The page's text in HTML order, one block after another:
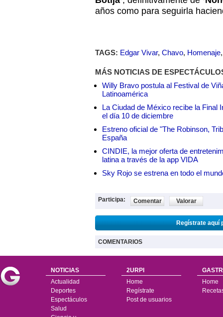
años como para seguirla
TAGS: Edgar Vivar, Chavo, Homenaje
MÁS NOTICIAS DE
Willy Bravo postula al Festival de
Latinoamérica
La Ciudad de México recibe la Final
el día 10 de diciembre
Estreno oficial de "The Robinson,
España
CINDIE, la mejor oferta de
latina a través de la app VIDA
Sky Rojo se estrena en todo el
Participa: Comentar Valorar
Regístrate aquí
COMENTARIOS
NOTICIAS
Actualidad
Deportes
Espectáculos
Salud
2URPI
Home
Regístrate
Post de usuarios
Home